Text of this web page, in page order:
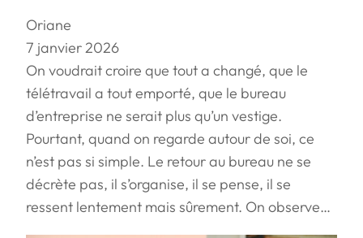
Oriane
7 janvier 2026
On voudrait croire que tout a changé, que le
télétravail a tout emporté, que le bureau
d’entreprise ne serait plus qu’un vestige.
Pourtant, quand on regarde autour de soi, ce
n’est pas si simple. Le retour au bureau ne se
décrète pas, il s’organise, il se pense, il se
ressent lentement mais sûrement. On observe…